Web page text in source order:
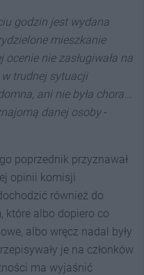
godzin jest wydana
mieszkanie
nie zasługiwała na
w trudnej sytuacji
ani nie była chora...
danej osoby-
poprzednik przyznawał
opinii komisji
również do
które albo dopiero co
albo wręcz nadal były
je na członków
ma wyjaśnić